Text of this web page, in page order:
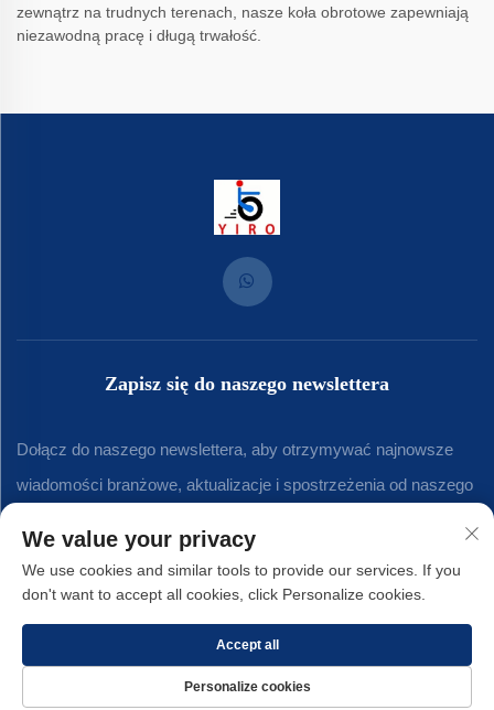
zewnątrz na trudnych terenach, nasze koła obrotowe zapewniają
niezawodną pracę i długą trwałość.
Zapisz się do naszego newslettera
Dołącz do naszego newslettera, aby otrzymywać najnowsze
wiadomości branżowe, aktualizacje i spostrzeżenia od naszego
Subskrybuj
prywatności
We value your privacy
We use cookies and similar tools to provide our services. If you
don't want to accept all cookies, click Personalize cookies.
Personalize cookies
Accept all